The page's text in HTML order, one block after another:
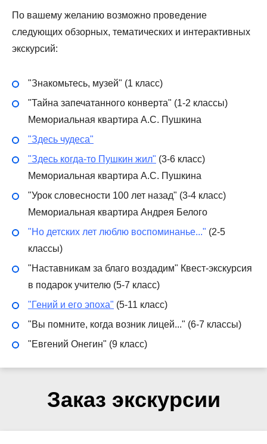
По вашему желанию возможно проведение
следующих обзорных, тематических и интерактивных
экскурсий:
"Знакомьтесь, музей" (1 класс)
"Тайна запечатанного конверта" (1-2 классы)
Мемориальная квартира А.С. Пушкина
"Здесь чудеса"
"Здесь когда-то Пушкин жил" (3-6 класс)
Мемориальная квартира А.С. Пушкина
"Урок словесности 100 лет назад" (3-4 класс)
Мемориальная квартира Андрея Белого
"Но детских лет люблю воспоминанье..." (2-5
классы)
"Наставникам за благо воздадим" Квест-экскурсия
в подарок учителю (5-7 класс)
"Гений и его эпоха" (5-11 класс)
"Вы помните, когда возник лицей..." (6-7 классы)
"Евгений Онегин" (9 класс)
Заказ экскурсии